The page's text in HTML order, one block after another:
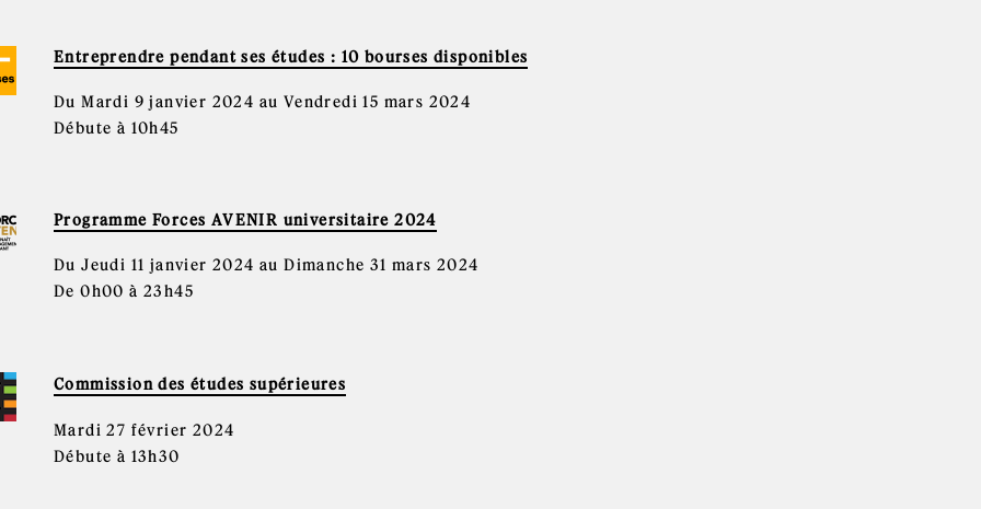
Entreprendre pendant ses études : 10 bourses disponibles
Du Mardi 9 janvier 2024 au Vendredi 15 mars 2024
Débute à 10h45
Programme Forces AVENIR universitaire 2024
Du Jeudi 11 janvier 2024 au Dimanche 31 mars 2024
De 0h00 à 23h45
Commission des études supérieures
Mardi 27 février 2024
Débute à 13h30